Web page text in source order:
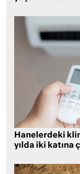
Hanelerdeki
yılda iki katına